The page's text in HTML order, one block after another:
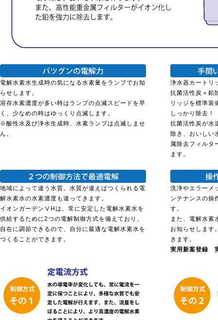
電解水素水生成時の気になる水素量をランプでお知
らせします。
溶存水素濃度が多い時はランプの点滅スピードを早
く、少なめの時はゆっくり点滅します。
※酸性水及び浄水生成時、水素ランプは点滅しませ
ん。
浄水器カートリ
抗菌活性炭＋鉛
リッジを標準装
しっかり除去！
抗菌活性炭が水
除き、おいしい
属除去フィルタ
ます。
地域によって違う水質。水質が違えばつくられる電
解水素水の水素濃度も違ってきます。
イオンガーデンⅤHは、常に安定した電解水素水を
供給するために2つの電解制御方式を備えており、
自在に調節できるので、自分に最適な電解水素水を
つくることができます。
洗浄やエラーメ
ンテナンスの操
す。
また、電解水素
お知らせします
きます。
実用新案登録